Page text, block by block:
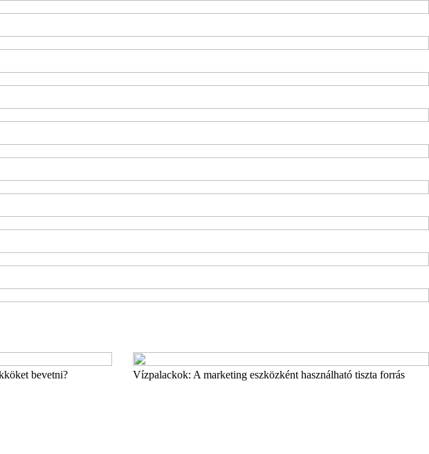
bevetni? Vízpalackok: A marketing eszközként használható tiszta forrás